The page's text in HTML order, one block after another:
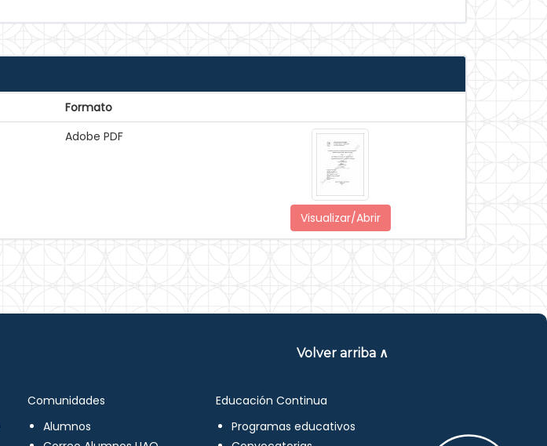
Formato
Adobe PDF
Visualizar/Abrir
Volver arriba ∧
Comunidades
Alumnos
Educación Continua
Programas educativos